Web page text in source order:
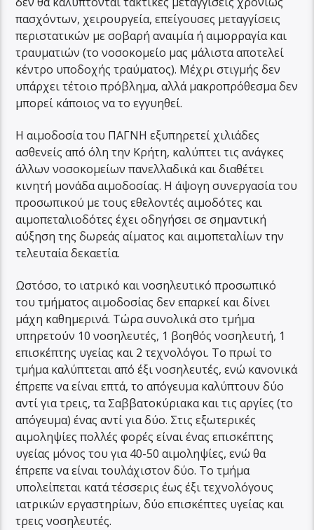
πασχόντων, χειρουργεία, επείγουσες μεταγγίσεις
περιστατικών με σοβαρή αναιμία ή αιμορραγία και
τραυματιών (το νοσοκομείο μας μάλιστα αποτελεί
κέντρο υποδοχής τραύματος). Μέχρι στιγμής δεν
υπάρχει τέτοιο πρόβλημα, αλλά μακροπρόθεσμα δεν
μπορεί κάποιος να το εγγυηθεί.
Η αιμοδοσία του ΠΑΓΝΗ εξυπηρετεί χιλιάδες
ασθενείς από όλη την Κρήτη, καλύπτει τις ανάγκες
άλλων νοσοκομείων πανελλαδικά και διαθέτει
κινητή μονάδα αιμοδοσίας. Η άψογη συνεργασία του
προσωπικού με τους εθελοντές αιμοδότες και
αιμοπεταλιοδότες έχει οδηγήσει σε σημαντική
αύξηση της δωρεάς αίματος και αιμοπεταλίων την
τελευταία δεκαετία.
Ωστόσο, το ιατρικό και νοσηλευτικό προσωπικό
του τμήματος αιμοδοσίας δεν επαρκεί και δίνει
μάχη καθημερινά. Τώρα συνολικά στο τμήμα
υπηρετούν 10 νοσηλευτές, 1 βοηθός νοσηλευτή, 1
επισκέπτης υγείας και 2 τεχνολόγοι. Το πρωί το
τμήμα καλύπτεται από έξι νοσηλευτές, ενώ κανονικά
έπρεπε να είναι επτά, το απόγευμα καλύπτουν δύο
αντί για τρεις, τα Σαββατοκύριακα και τις αργίες (το
απόγευμα) ένας αντί για δύο. Στις εξωτερικές
αιμοληψίες πολλές φορές είναι ένας επισκέπτης
υγείας μόνος του για 40-50 αιμοληψίες, ενώ θα
έπρεπε να είναι τουλάχιστον δύο. Το τμήμα
υπολείπεται κατά τέσσερις έως έξι τεχνολόγους
ιατρικών εργαστηρίων, δύο επισκέπτες υγείας και
τρεις νοσηλευτές.